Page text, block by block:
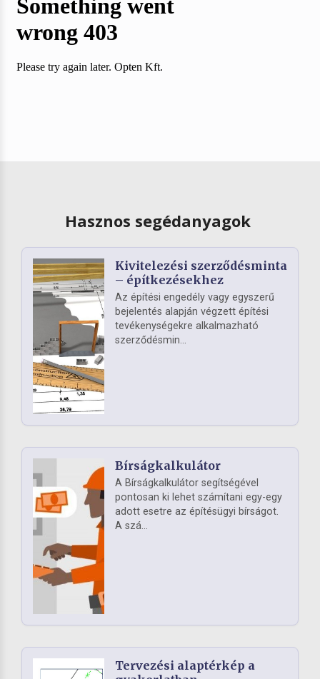
Hasznos segédanyagok
Kivitelezési szerződésminta
– építkezésekhez
Az építési engedély vagy egyszerű
bejelentés alapján végzett építési
tevékenységekre alkalmazható
szerződésmin...
Bírságkalkulátor
A Bírságkalkulátor segítségével
pontosan ki lehet számítani egy-egy
adott esetre az építésügyi bírságot.
A szá...
Tervezési alaptérkép a